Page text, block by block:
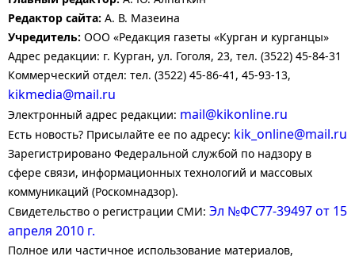
Редактор сайта: А. В. Мазеина
Учредитель: ООО «Редакция газеты «Курган и курганцы»
Адрес редакции: г. Курган, ул. Гоголя, 23, тел. (3522) 45-84-31
Коммерческий отдел: тел. (3522) 45-86-41, 45-93-13,
kikmedia@mail.ru
Электронный адрес редакции: mail@kikonline.ru
Есть новость? Присылайте ее по адресу: kik_online@mail.ru
Зарегистрировано Федеральной службой по надзору в
сфере связи, информационных технологий и массовых
коммуникаций (Роскомнадзор).
Свидетельство о регистрации СМИ: Эл №ФС77-39497 от 15
апреля 2010 г.
Полное или частичное использование материалов,